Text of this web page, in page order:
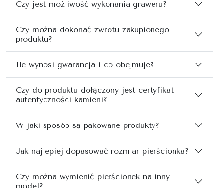
Czy jest możliwość wykonania graweru?
Czy można dokonać zwrotu zakupionego
produktu?
Ile wynosi gwarancja i co obejmuje?
Czy do produktu dołączony jest certyfikat
autentyczności kamieni?
W jaki sposób są pakowane produkty?
Jak najlepiej dopasować rozmiar pierścionka?
Czy można wymienić pierścionek na inny
model?